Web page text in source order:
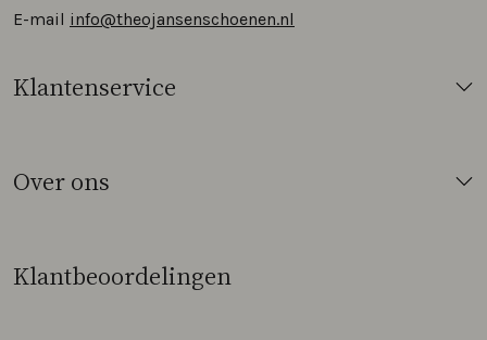
E-mail info@theojansenschoenen.nl
Klantenservice
Over ons
Klantbeoordelingen